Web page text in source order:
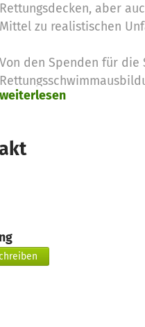
Rettungsdecken, aber
Mittel zu realistischen
Von den Spenden für die
unsere Materialwagen
weiterlesen